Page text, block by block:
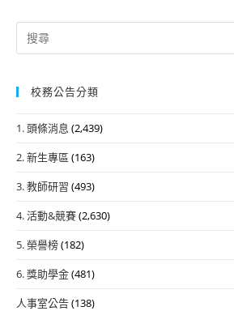
Search
for:
校務公告分類
1. 頭條消息 (2,439)
2. 新生專區 (163)
3. 教師研習 (493)
4. 活動&競賽(2,630)
5. 榮譽榜(182)
6. 獎助學金(481)
人事室公告(138)